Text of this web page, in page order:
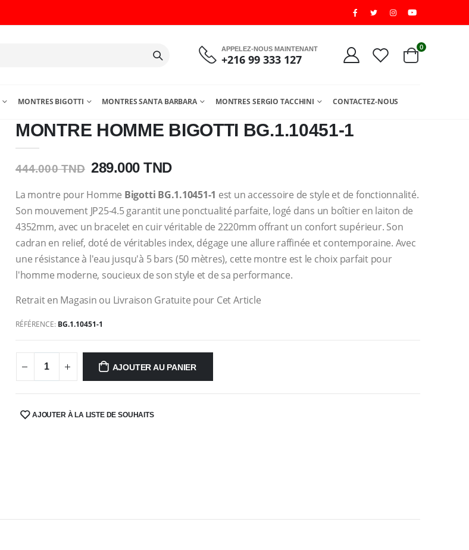
APPELEZ-NOUS MAINTENANT
+216 99 333 127
0
MONTRES BIGOTTI MONTRES SANTA BARBARA MONTRES SERGIO TACCHINI CONTACTEZ-NOUS
MONTRE HOMME BIGOTTI BG.1.10451-1
444.000 TND 289.000 TND
La montre pour Homme Bigotti BG.1.10451-1 est un accessoire de style et de fonctionnalité.
Son mouvement JP25-4.5 garantit une ponctualité parfaite, logé dans un boîtier en laiton de
4352mm, avec un bracelet en cuir véritable de 2220mm offrant un confort supérieur. Son
cadran en relief, doté de véritables index, dégage une allure raffinée et contemporaine. Avec
une résistance à l'eau jusqu'à 5 bars (50 mètres), cette montre est le choix parfait pour
l'homme moderne, soucieux de son style et de sa performance.
Retrait en Magasin ou Livraison Gratuite pour Cet Article
RÉFÉRENCE: BG.1.10451-1
AJOUTER AU PANIER
SHARE:AJOUTER À LA LISTE DE SOUHAITS